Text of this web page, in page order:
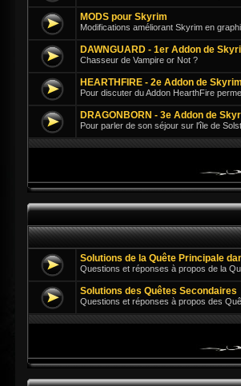
MODS pour Skyrim
Modifications améliorant Skyrim en
DAWNGUARD - 1er Addon de
Chasseur de Vampire or Not ?
HEARTHFIRE - 2e Addon de Skyrim
Pour discuter du Addon HearthFire
DRAGONBORN - 3e Addon de
Pour parler de son séjour sur l'île de
Solutions de la Quête Principale
Questions et réponses à propos de la
Solutions des Quêtes Secondaires
Questions et réponses à propos des